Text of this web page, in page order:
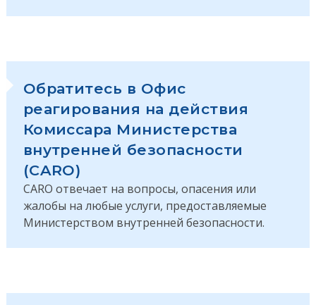
Обратитесь в Офис
реагирования на действия
Комиссара Министерства
внутренней безопасности
(CARO)
CARO отвечает на вопросы, опасения или
жалобы на любые услуги, предоставляемые
Министерством внутренней безопасности.